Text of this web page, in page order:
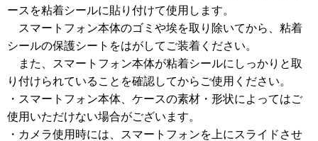
ースを粘着シールに貼り付けて使用します。
スマートフォン本体のゴミや埃を取り除いてから、粘着
シールの保護シートをはがしてご装着ください。
また、スマートフォン本体が粘着シールにしっかりと取
り付けられていることを確認してからご使用ください。
・スマートフォン本体、ケースの素材・形状によってはご
使用いただけない場合がございます。
・カメラ使用時には、スマートフォンを上にスライドさせ